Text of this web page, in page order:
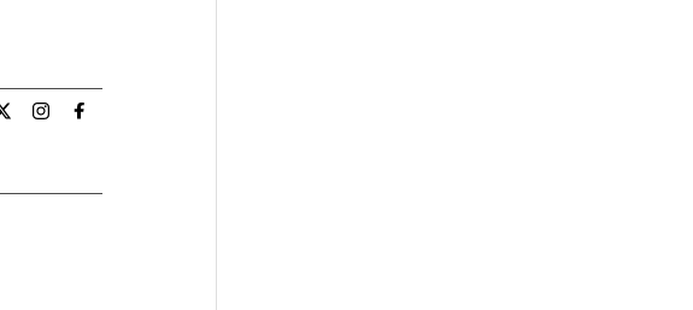
Opiniao El País Brasil en Twitter
Opiniao El País Brasil en Instagram
Opiniao El País Brasil en Facebook